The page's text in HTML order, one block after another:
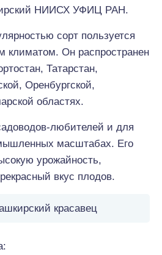
НИИСХ УФИЦ РАН.
сорт пользуется
климатом. Он распространен
Татарстан,
Оренбургской,
областях.
любителей и для
масштабах. Его
урожайность,
вкус плодов.
красавец